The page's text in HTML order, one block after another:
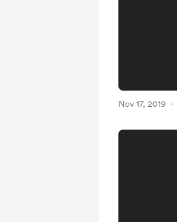
Nov 17, 2019